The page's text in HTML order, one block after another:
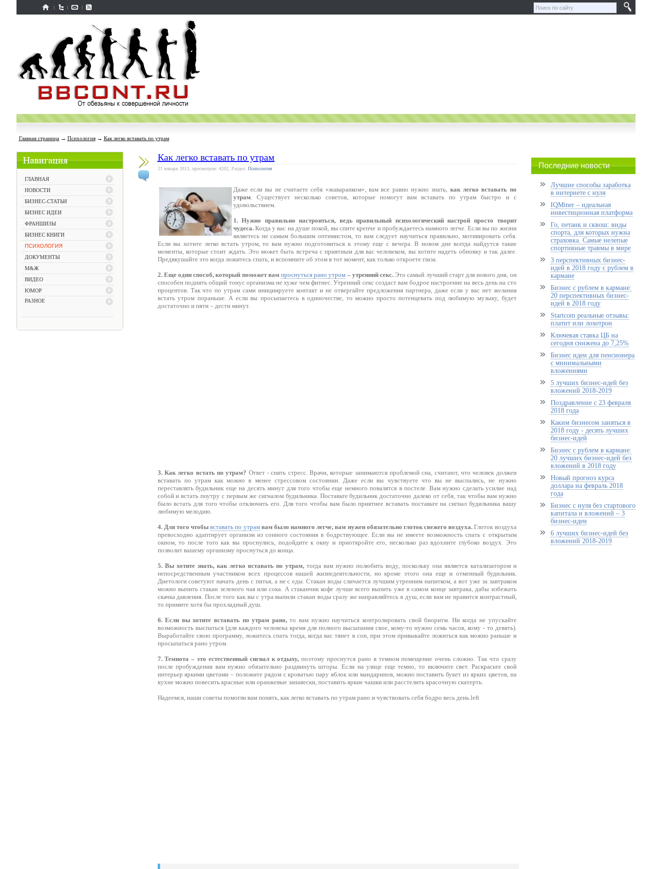
Главная страница→ Психология→ Как легко вставать по утрам
ГЛАВНАЯ
НОВОСТИ
БИЗНЕС-СТАТЬИ
БИЗНЕС ИДЕИ
ФРАНШИЗЫ
БИЗНЕС КНИГИ
ПСИХОЛОГИЯ
ДОКУМЕНТЫ
М&Ж
ВИДЕО
ЮМОР
РАЗНОЕ
Как легко вставать по утрам
21 января 2013, просмотров: 4202, Раздел: Психология
Даже если вы не считаете себя «жаваранком», вам все равно нужно знать, как легко вставать по
утрам. Существует несколько советов, которые помогут вам вставать по утрам быстро и с
удовольствием.
1. Нужно правильно настроиться, ведь правильный психологический настрой просто творит
чудеса.Когда у вас на душе покой, вы спите крепче и пробуждаетесь намного легче. Если вы по жизни
являетесь не самым большим оптимистом, то вам следует научиться правильно, мотивировать себя.
Если вы хотите легко встать утром, то вам нужно подготовиться к этому еще с вечера. В новом дне всегда найдутся такие
моменты, которые стоит ждать. Это может быть встреча с приятным для вас человеком, вы хотите надеть обновку и так далее.
Предвкушайте это когда ложитесь спать, и вспомните об этом в тот момент, как только откроете глаза.
2. Еще один способ, который поможет вам проснуться рано утром – утренний секс. Это самый лучший старт для нового дня, он
способен поднять общий тонус организма не хуже чем фитнес. Утренний секс создаст вам бодрое настроение на весь день на сто
процентов. Так что по утрам сами инициируете контакт и не отвергайте предложения партнера, даже если у вас нет желания
встать утром пораньше. А если вы просыпаетесь в одиночестве, то можно просто потенцевать под любимую музыку, будет
достаточно и пяти – дести минут.
3. Как легко встать по утрам? Ответ - снять стресс. Врачи, которые занимаются проблемой сна, считают, что человек должен
вставать по утрам как можно в менее стрессовом состоянии. Даже если вы чувствуете что вы не выспались, не нужно
переставлять будильник еще на десять минут для того чтобы еще немного повалятся в постеле. Вам нужно сделать усилие над
собой и встать поутру с первым же сигналом будильника. Поставьте будильник достаточно далеко от себя, так чтобы вам нужно
было встать для того чтобы отключить его. Для того чтобы вам было приятнее вставать поставьте на сигнал будильника вашу
любимую мелодию.
4. Для того чтобывставать по утрамвам было намного легче, вам нужен обязательно глоток свежего воздуха. Глоток воздуха
превосходно адаптирует организм из сонного состояния в бодрствующее. Если вы не имеете возможность спать с открытым
окном, то после того как вы проснулись, подойдите к окну и приоткройте его, несколько раз вдохните глубоко воздух. Это
позволит вашему организму проснуться до конца.
5. Вы хотите знать, как легко вставать по утрам, тогда вам нужно полюбить воду, поскольку она является катализатором и
непосредственным участником всех процессов нашей жизнедеятельности, но кроме этого она еще и отменный будильник.
Диетологи советуют начать день с питья, а не с еды. Стакан воды сличается лучшим утренним напитком, а вот уже за завтраком
можно выпить стакан зеленого чая или сока. А стаканчик кофе лучше всего выпить уже в самом конце завтрака, дабы избежать
скачка давления. После того как вы с утра выпили стакан воды сразу же направляйтесь в душ, если вам не нравится контрастный,
то примите хотя бы прохладный душ.
6. Если вы хотите вставать по утрам рано,то вам нужно научиться контролировать свой биоритм. Ни когда не упускайте
возможность выспаться (для каждого человека время для полного высыпания свое, кому-то нужно семь часов, кому - то девять).
Выработайте свою программу, ложитесь спать тогда, когда вас тянет в сон, при этом привыкайте ложиться как можно раньше и
просыпаться рано утром.
7. Темнота – это естественный сигнал к отдыху, поэтому проснутся рано в темном помещение очень сложно. Так что сразу
после пробуждения вам нужно обязательно раздвинуть шторы. Если на улице еще темно, то включите свет. Раскрасьте свой
интерьер яркими цветами – положите рядом с кроватью пару яблок или мандаринов, можно поставить букет из ярких цветов, на
кухне можно повесить красные или оранжевые занавески, поставить яркие чашки или расстелить красочную скатерть.
Надеемся, наши советы помогли вам понять, как легко вставать по утрам рано и чувствовать себя бодро весь день.left
Последние новости
Лучшие способы заработка
в интернете с нуля
IQMiner – идеальная
инвестиционная платформа
Го, петанк и сквош: виды
спорта, для которых нужна
страховка. Самые нелепые
спортивные травмы в мире
3 перспективных бизнес-
идей в 2018 году с рублем в
кармане
Бизнес с рублем в кармане:
20 перспективных бизнес-
идей в 2018 году
Startcom реальные отзывы:
платит или лохотрон
Ключевая ставка ЦБ на
сегодня снижена до 7,25%
Бизнес идеи для пенсионера
с минимальными
вложениями
5 лучших бизнес-идей без
вложений 2018-2019
Поздравление с 23 февраля
2018 года
Каким бизнесом заняться в
2018 году - десять лучших
бизнес-идей
Бизнес с рублем в кармане:
20 лучших бизнес-идей без
вложений в 2018 году
Новый прогноз курса
доллара на февраль 2018
года
Бизнес с нуля без стартового
капитала и вложений – 3
бизнес-идеи
6 лучших бизнес-идей без
вложений 2018-2019